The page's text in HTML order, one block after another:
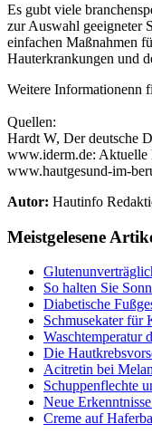
Es gubt viele
zur Auswahl geeigneter
einfachen Maßnahmen
Hauterkrankungen und
Weitere Informationenn
Quellen:
Hardt W, Der deutsche
www.iderm.de: Aktuelle
www.hautgesund-im-
Autor: Hautinfo
Meistgelesene
So halten Sie
Diabetische
Schmusekater für
Waschtemperatur
Die
Acitretin bei
Schuppenflechte
Neue
Creme auf